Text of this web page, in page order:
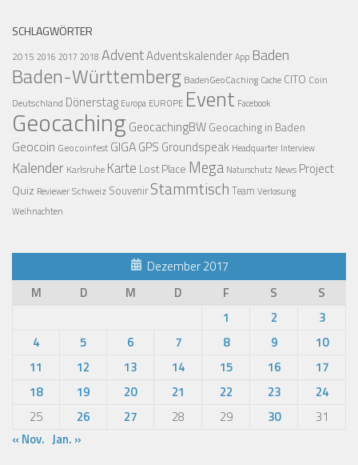
SCHLAGWÖRTER
2015 2016 2017 2018 AdventAdventskalenderApp Baden
Baden-Württemberg BadenGeoCaching Cache CITO Coin
Deutschland Dönerstag Europa EUROPE Event Facebook
Geocaching GeocachingBW Geocaching in Baden
Geocoin Geocoinfest GIGAGPS Groundspeak Headquarter Interview
Kalender Karlsruhe Karte Lost Place Mega Naturschutz News Project
Quiz ReviewerSchweiz Souvenir Stammtisch Team Verlosung
Weihnachten
Dezember 2017
M
D M D F S
S
1
2
3
4
5 6 7 8 9
10
11
12 13 14 15 16
17
18
19 20 21 22 23
24
25
26 27 28 29 30
31
« Nov. Jan. »